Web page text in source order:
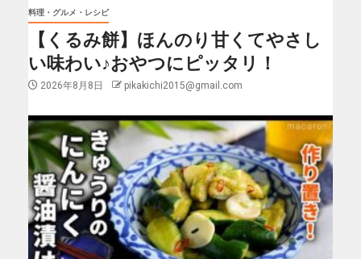
料理・グルメ・レシピ
【くるみ餅】ほんのり甘くてやさし
い味わい♪おやつにピッタリ！
2026年8月8日 pikakichi2015@gmail.com